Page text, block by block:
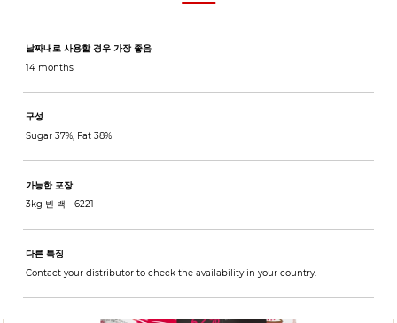
날짜내로 사용할 경우 가장 좋음
14 months
구성
Sugar 37%, Fat 38%
가능한 포장
3kg 빈 백 - 6221
다른 특징
Contact your distributor to check the availability in your country.